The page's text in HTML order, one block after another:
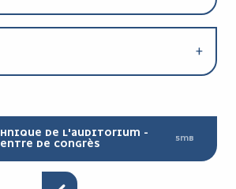
DE L'AUDITORIUM -
DE CONGRÈS
5MB